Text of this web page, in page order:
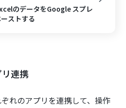
のデータをGoogle スプレ
ストする
連携
れのアプリを連携して、操作